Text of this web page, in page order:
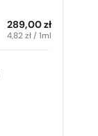
289,00zł
4,82zł / 1ml